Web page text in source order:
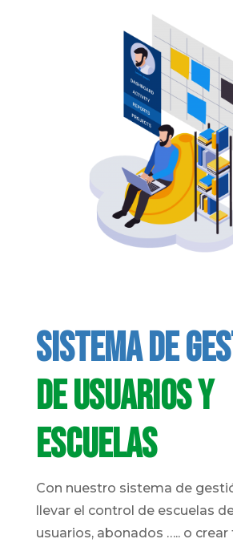
Sistema de
de usuarios y
escuelas
Con nuestro sistema de
llevar el control de escuelas
usuarios, abonados ….. o